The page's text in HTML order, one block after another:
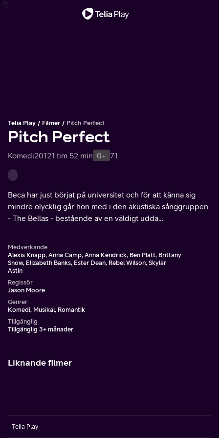
Telia Play Filmer Pitch Perfect
Pitch Perfect
Komedi20121 tim 52 min 0+ 7.1
Beca har just börjat på universitet och för att känna sig
mindre olycklig går hon med i den akustiska sånggruppen
- The Bellas - bestående av en väldigt udda
Medverkande
Alexis Knapp, Anna Camp, Anna Kendrick, Ben Platt, Brittany
Snow, Elizabeth Banks, Ester Dean, Rebel Wilson, Skylar
Astin
Regissör
Jason Moore
Genrer
Komedi, Musikal, Romantik
Tillgänglig
Tillgänglig 3+ månader
Liknande filmer
Telia Play